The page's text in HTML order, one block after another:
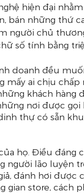
hiện đại
bán những thứ
người chủ
số tính bằng
doanh đều
mấy ai chịu chấp
khách hàng
nơi được gọi
thự có sẵn
họ. Điều đáng
người lão luyện
đánh hơi được
gian store, cách